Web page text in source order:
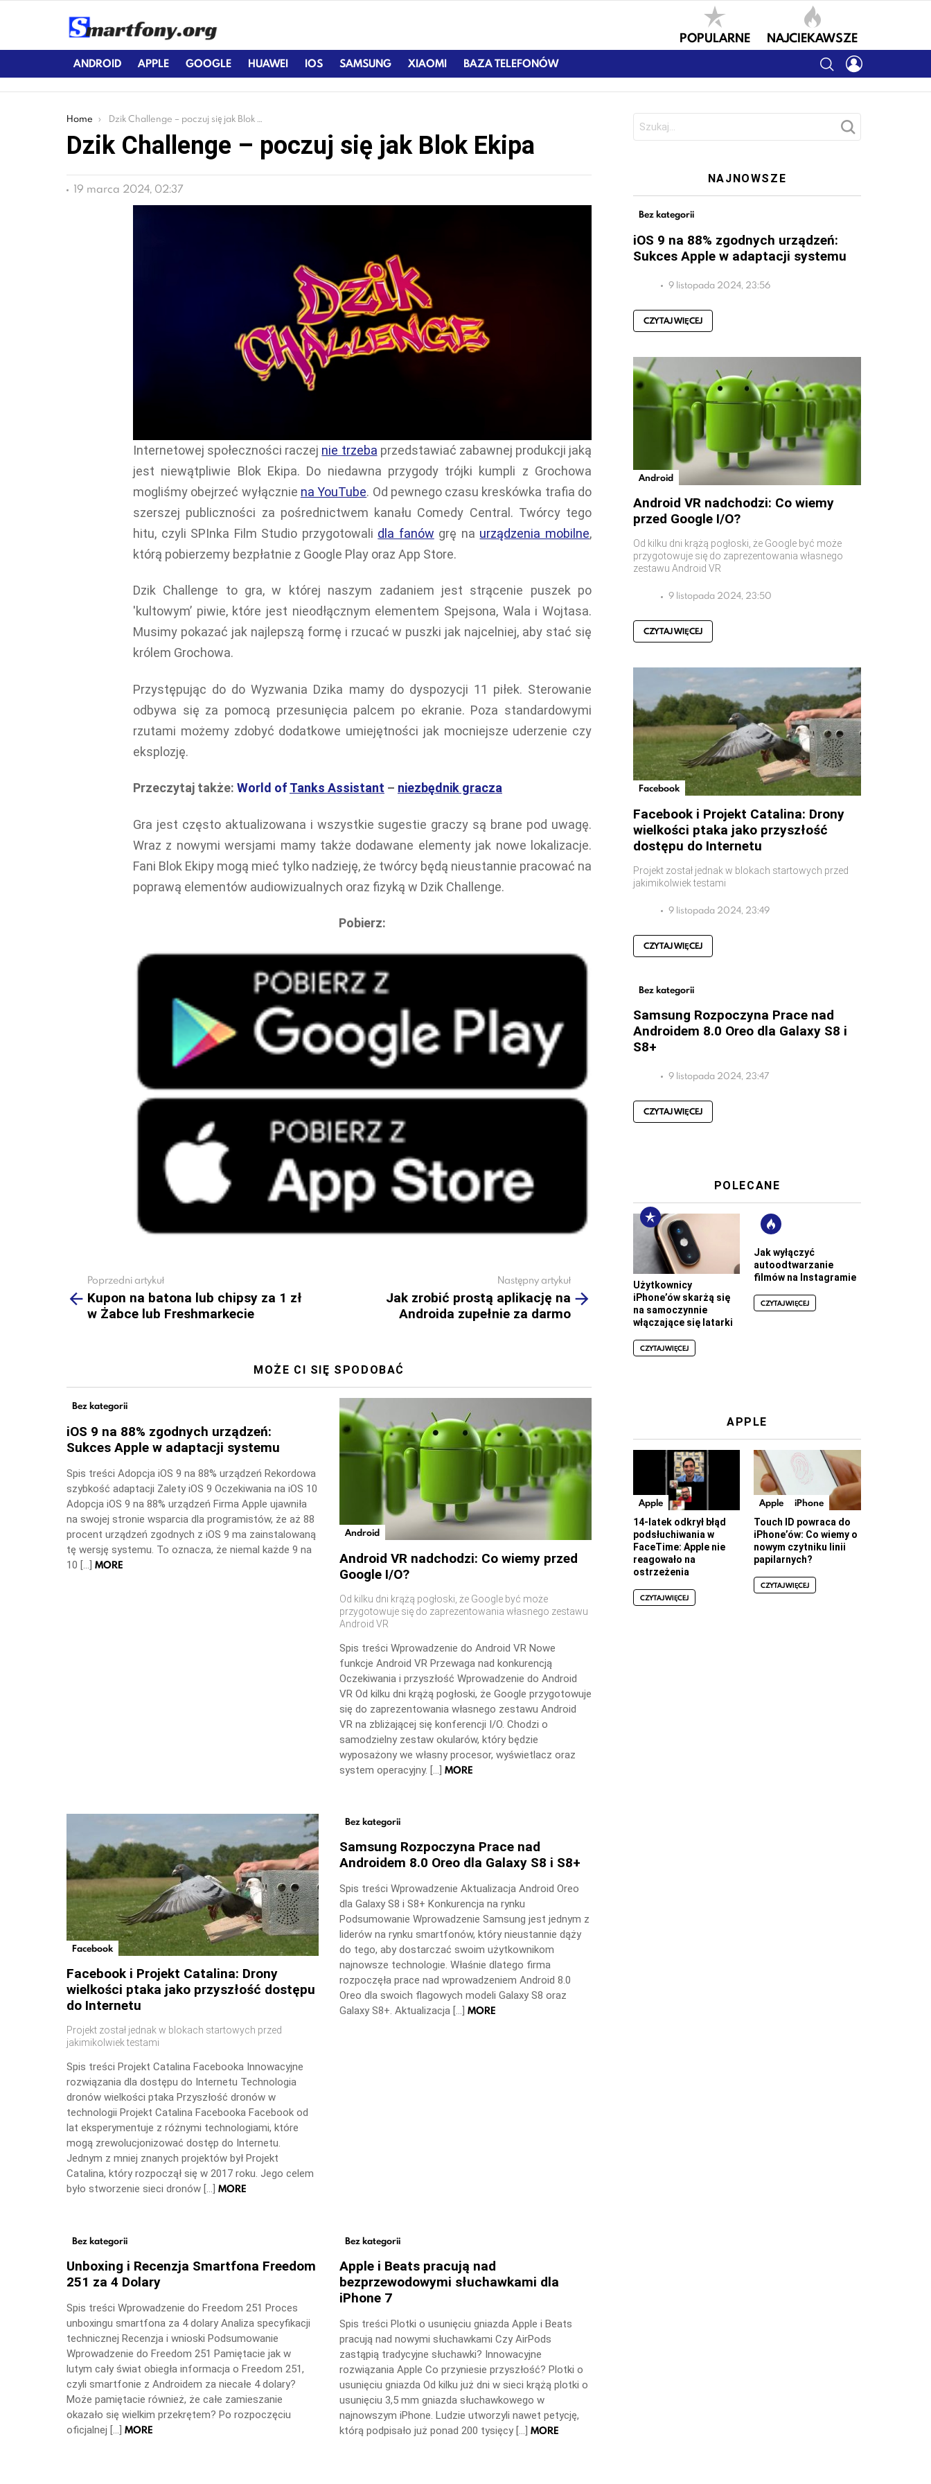
POPULARNE NAJCIEKAWSZE
ANDROID APPLE GOOGLE HUAWEI IOS SAMSUNG XIAOMI BAZA TELEFONÓW SEARCH
You are here:
Home Dzik Challenge – poczuj się jak Blok Ekipa
Dzik Challenge – poczuj się jak Blok Ekipa
19 marca 2024, 02:37
Internetowej społeczności raczej nie trzeba przedstawiać zabawnej produkcji jaką
jest niewątpliwie Blok Ekipa. Do niedawna przygody trójki kumpli z Grochowa
mogliśmy obejrzeć wyłącznie na YouTube. Od pewnego czasu kreskówka trafia do
szerszej publiczności za pośrednictwem kanału Comedy Central. Twórcy tego
hitu, czyli SPInka Film Studio przygotowali dla fanów grę na urządzenia mobilne,
którą pobierzemy bezpłatnie z Google Play oraz App Store.
Dzik Challenge to gra, w której naszym zadaniem jest strącenie puszek po
'kultowym’ piwie, które jest nieodłącznym elementem Spejsona, Wala i Wojtasa.
Musimy pokazać jak najlepszą formę i rzucać w puszki jak najcelniej, aby stać się
królem Grochowa.
Przystępując do do Wyzwania Dzika mamy do dyspozycji 11 piłek. Sterowanie
odbywa się za pomocą przesunięcia palcem po ekranie. Poza standardowymi
rzutami możemy zdobyć dodatkowe umiejętności jak mocniejsze uderzenie czy
eksplozję.
Przeczytaj także: World of Tanks Assistant – niezbędnik gracza
Gra jest często aktualizowana i wszystkie sugestie graczy są brane pod uwagę.
Wraz z nowymi wersjami mamy także dodawane elementy jak nowe lokalizacje.
Fani Blok Ekipy mogą mieć tylko nadzieję, że twórcy będą nieustannie pracować na
poprawą elementów audiowizualnych oraz fizyką w Dzik Challenge.
Pobierz:
more
Poprzedni artykuł
Kupon na batona lub chipsy za 1 zł
w Żabce lub Freshmarkecie
Następny artykuł
Jak zrobić prostą aplikację na
Androida zupełnie za darmo
MOŻE CI SIĘ SPODOBAĆ
Bez kategorii
iOS 9 na 88% zgodnych urządzeń:
Sukces Apple w adaptacji systemu
Spis treści Adopcja iOS 9 na 88% urządzeń Rekordowa
szybkość adaptacji Zalety iOS 9 Oczekiwania na iOS 10
Adopcja iOS 9 na 88% urządzeń Firma Apple ujawniła
na swojej stronie wsparcia dla programistów, że aż 88
procent urządzeń zgodnych z iOS 9 ma zainstalowaną
tę wersję systemu. To oznacza, że niemal każde 9 na
10 […] MORE
Android
Android VR nadchodzi: Co wiemy przed
Google I/O?
Od kilku dni krążą pogłoski, że Google być może
przygotowuje się do zaprezentowania własnego zestawu
Android VR
Spis treści Wprowadzenie do Android VR Nowe
funkcje Android VR Przewaga nad konkurencją
Oczekiwania i przyszłość Wprowadzenie do Android
VR Od kilku dni krążą pogłoski, że Google przygotowuje
się do zaprezentowania własnego zestawu Android
VR na zbliżającej się konferencji I/O. Chodzi o
samodzielny zestaw okularów, który będzie
wyposażony we własny procesor, wyświetlacz oraz
system operacyjny. […] MORE
Facebook
Facebook i Projekt Catalina: Drony
wielkości ptaka jako przyszłość dostępu
do Internetu
Projekt został jednak w blokach startowych przed
jakimikolwiek testami
Spis treści Projekt Catalina Facebooka Innowacyjne
rozwiązania dla dostępu do Internetu Technologia
dronów wielkości ptaka Przyszłość dronów w
technologii Projekt Catalina Facebooka Facebook od
lat eksperymentuje z różnymi technologiami, które
mogą zrewolucjonizować dostęp do Internetu.
Jednym z mniej znanych projektów był Projekt
Catalina, który rozpoczął się w 2017 roku. Jego celem
było stworzenie sieci dronów […] MORE
Bez kategorii
Samsung Rozpoczyna Prace nad
Androidem 8.0 Oreo dla Galaxy S8 i S8+
Spis treści Wprowadzenie Aktualizacja Android Oreo
dla Galaxy S8 i S8+ Konkurencja na rynku
Podsumowanie Wprowadzenie Samsung jest jednym z
liderów na rynku smartfonów, który nieustannie dąży
do tego, aby dostarczać swoim użytkownikom
najnowsze technologie. Właśnie dlatego firma
rozpoczęła prace nad wprowadzeniem Android 8.0
Oreo dla swoich flagowych modeli Galaxy S8 oraz
Galaxy S8+. Aktualizacja […] MORE
Bez kategorii
Unboxing i Recenzja Smartfona Freedom
251 za 4 Dolary
Spis treści Wprowadzenie do Freedom 251 Proces
unboxingu smartfona za 4 dolary Analiza specyfikacji
technicznej Recenzja i wnioski Podsumowanie
Wprowadzenie do Freedom 251 Pamiętacie jak w
lutym cały świat obiegła informacja o Freedom 251,
czyli smartfonie z Androidem za niecałe 4 dolary?
Może pamiętacie również, że całe zamieszanie
okazało się wielkim przekrętem? Po rozpoczęciu
oficjalnej […] MORE
Bez kategorii
Apple i Beats pracują nad
bezprzewodowymi słuchawkami dla
iPhone 7
Spis treści Plotki o usunięciu gniazda Apple i Beats
pracują nad nowymi słuchawkami Czy AirPods
zastąpią tradycyjne słuchawki? Innowacyjne
rozwiązania Apple Co przyniesie przyszłość? Plotki o
usunięciu gniazda Od kilku już dni w sieci krążą plotki o
usunięciu 3,5 mm gniazda słuchawkowego w
najnowszym iPhone. Ludzie utworzyli nawet petycję,
którą podpisało już ponad 200 tysięcy […] MORE
NAJNOWSZE
Bez kategorii
iOS 9 na 88% zgodnych urządzeń:
Sukces Apple w adaptacji systemu
9 listopada 2024, 23:56
CZYTAJ WIĘCEJ
Android
Android VR nadchodzi: Co wiemy
przed Google I/O?
Od kilku dni krążą pogłoski, że Google być może
przygotowuje się do zaprezentowania własnego
zestawu Android VR
9 listopada 2024, 23:50
CZYTAJ WIĘCEJ
Facebook
Facebook i Projekt Catalina: Drony
wielkości ptaka jako przyszłość
dostępu do Internetu
Projekt został jednak w blokach startowych przed
jakimikolwiek testami
9 listopada 2024, 23:49
CZYTAJ WIĘCEJ
Bez kategorii
Samsung Rozpoczyna Prace nad
Androidem 8.0 Oreo dla Galaxy S8 i
S8+
9 listopada 2024, 23:47
CZYTAJ WIĘCEJ
POLECANE
Użytkownicy
iPhone’ów skarżą się
na samoczynnie
włączające się latarki
CZYTAJ WIĘCEJ
Jak wyłączyć
autoodtwarzanie
filmów na Instagramie
CZYTAJ WIĘCEJ
APPLE
Apple
14-latek odkrył błąd
podsłuchiwania w
FaceTime: Apple nie
reagowało na
ostrzeżenia
CZYTAJ WIĘCEJ
Apple iPhone
Touch ID powraca do
iPhone’ów: Co wiemy o
nowym czytniku linii
papilarnych?
CZYTAJ WIĘCEJ